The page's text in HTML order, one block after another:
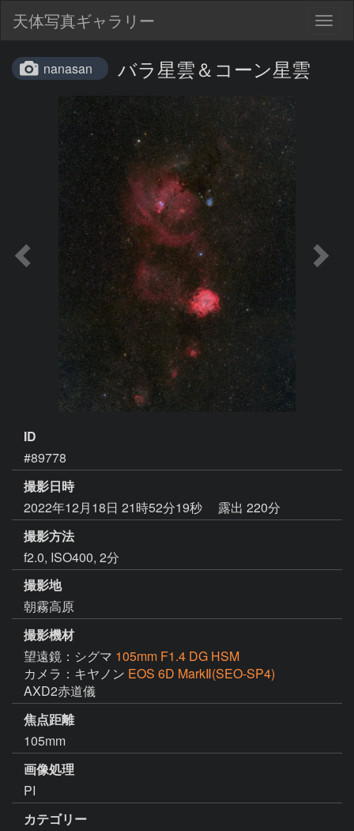
天体写真ギャラリー
nanasan バラ星雲＆コーン星雲
ID
#89778
撮影日時
2022年12月18日 21時52分19秒
露出 220分
撮影方法
f2.0, ISO400, 2分
撮影地
朝霧高原
撮影機材
望遠鏡：シグマ 105mm F1.4 DG HSM
カメラ：キヤノン EOS 6D MarkⅡ(SEO-SP4)
AXD2赤道儀
焦点距離
105mm
画像処理
PI
カテゴリー